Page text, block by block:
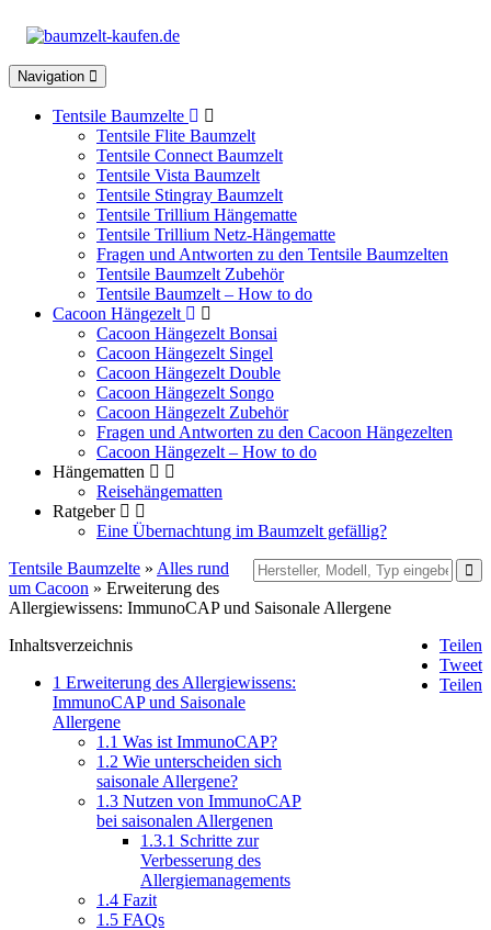
Toggle
navigation
Navigation
Tentsile Baumzelte
Tentsile Flite Baumzelt
Tentsile Connect Baumzelt
Tentsile Vista Baumzelt
Tentsile Stingray Baumzelt
Tentsile Trillium Hängematte
Tentsile Trillium Netz-Hängematte
Fragen und Antworten zu den Tentsile Baumzelten
Tentsile Baumzelt Zubehör
Tentsile Baumzelt – How to do
Cacoon Hängezelt
Cacoon Hängezelt Bonsai
Cacoon Hängezelt Singel
Cacoon Hängezelt Double
Cacoon Hängezelt Songo
Cacoon Hängezelt Zubehör
Fragen und Antworten zu den Cacoon Hängezelten
Cacoon Hängezelt – How to do
Hängematten
Reisehängematten
Ratgeber
Eine Übernachtung im Baumzelt gefällig?
Tentsile Baumzelte » Alles rund
um Cacoon » Erweiterung des
Allergiewissens: ImmunoCAP und Saisonale Allergene
Teilen
Tweet
Teilen
Inhaltsverzeichnis
1 Erweiterung des Allergiewissens:
ImmunoCAP und Saisonale
Allergene
1.1 Was ist ImmunoCAP?
1.2 Wie unterscheiden sich
saisonale Allergene?
1.3 Nutzen von ImmunoCAP
bei saisonalen Allergenen
1.3.1 Schritte zur
Verbesserung des
Allergiemanagements
1.4 Fazit
1.5 FAQs